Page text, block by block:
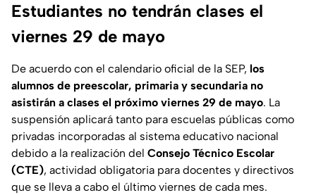
Estudiantes no tendrán clases el
viernes 29 de mayo
De acuerdo con el calendario oficial de la SEP, los
alumnos de preescolar, primaria y secundaria no
asistirán a clases el próximo viernes 29 de mayo. La
suspensión aplicará tanto para escuelas públicas como
privadas incorporadas al sistema educativo nacional
debido a la realización del Consejo Técnico Escolar
(CTE), actividad obligatoria para docentes y directivos
que se lleva a cabo el último viernes de cada mes.